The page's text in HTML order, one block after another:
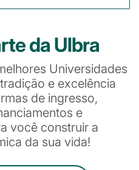
da Ulbra
Universidades
e excelência
de ingresso,
e
você construir a
da sua vida!